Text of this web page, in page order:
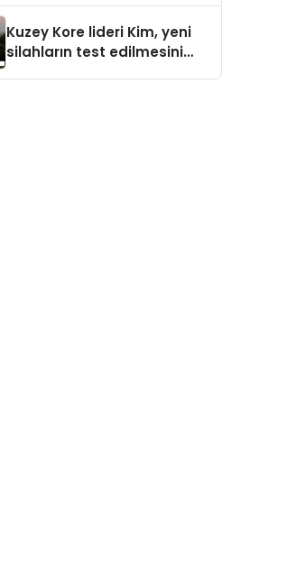
Kuzey Kore lideri Kim, yeni
silahların test edilmesini